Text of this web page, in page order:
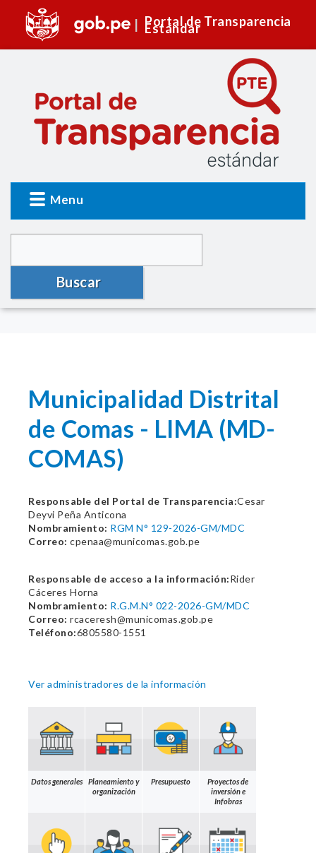
Portal de Transparencia
Estándar
Menu
Buscar
Municipalidad Distrital
de Comas - LIMA (MD-
COMAS)
Responsable del Portal de Transparencia:Cesar
Deyvi Peña Anticona
Nombramiento: RGM N° 129-2026-GM/MDC
Correo: cpenaa@municomas.gob.pe
Responsable de acceso a la información:Rider
Cáceres Horna
Nombramiento: R.G.M.N° 022-2026-GM/MDC
Correo: rcaceresh@municomas.gob.pe
Teléfono:6805580-1551
Ver administradores de la información
Datos generales
Planeamiento y
organización
Presupuesto
Proyectos de
inversión e
Infobras